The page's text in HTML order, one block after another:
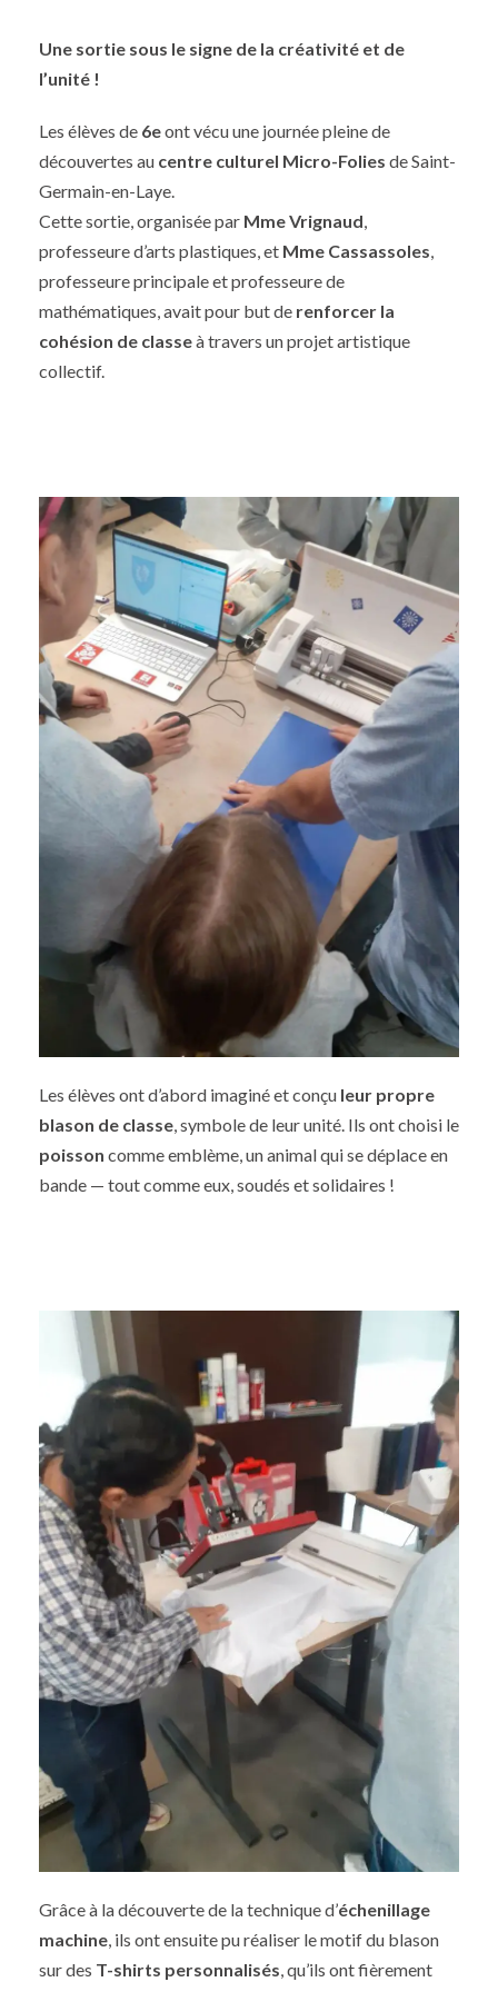
Une sortie sous le signe de la créativité et de
l’unité !
Les élèves de 6eont vécu une journée pleine de
découvertes au centre culturel Micro-Folies de Saint-
Germain-en-Laye.
Cette sortie, organisée par Mme Vrignaud,
professeure d’arts plastiques, et Mme Cassassoles,
professeure principale et professeure de
mathématiques, avait pour but de renforcer la
cohésion de classeà travers un projet artistique
collectif.
Les élèves ont d’abord imaginé et conçu leur propre
blason de classe, symbole de leur unité. Ils ont choisi le
poisson comme emblème, un animal qui se déplace en
bande — tout comme eux, soudés et solidaires !
Grâce à la découverte de la technique d’échenillage
machine , ils ont ensuite pu réaliser le motif du blason
sur des T-shirts personnalisés , qu’ils ont fièrement